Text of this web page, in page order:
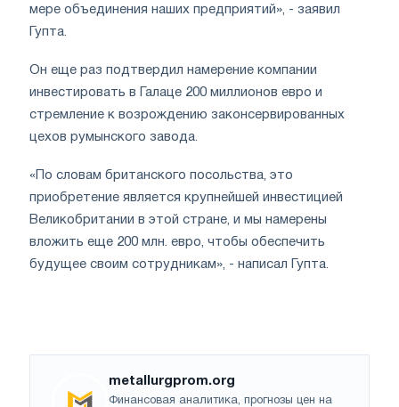
мере объединения наших предприятий», - заявил
Гупта.
Он еще раз подтвердил намерение компании
инвестировать в Галаце 200 миллионов евро и
стремление к возрождению законсервированных
цехов румынского завода.
«По словам британского посольства, это
приобретение является крупнейшей инвестицией
Великобритании в этой стране, и мы намерены
вложить еще 200 млн. евро, чтобы обеспечить
будущее своим сотрудникам», - написал Гупта.
metallurgprom.org
Финансовая аналитика, прогнозы цен на